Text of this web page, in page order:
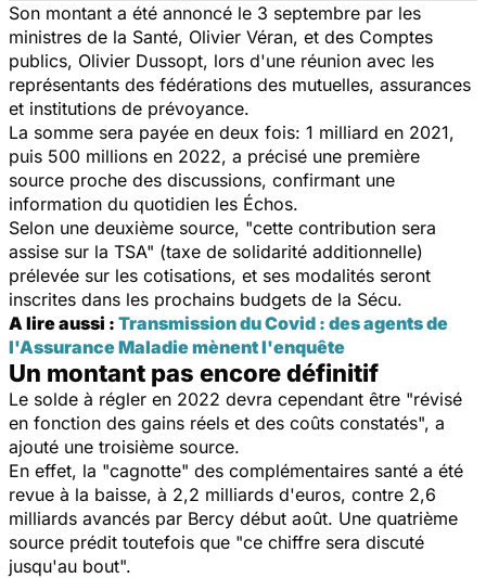
Son montant a été annoncé le 3 septembre par les
ministres de la Santé, Olivier Véran, et des Comptes
publics, Olivier Dussopt, lors d'une réunion avec les
représentants des fédérations des mutuelles, assurances
et institutions de prévoyance.
La somme sera payée en deux fois: 1 milliard en 2021,
puis 500 millions en 2022, a précisé une première
source proche des discussions, confirmant une
information du quotidien les Échos.
Selon une deuxième source, "cette contribution sera
assise sur la TSA" (taxe de solidarité additionnelle)
prélevée sur les cotisations, et ses modalités seront
inscrites dans les prochains budgets de la Sécu.
A lire aussi : Transmission du Covid : des agents de
l'Assurance Maladie mènent l'enquête
Un montant pas encore définitif
Le solde à régler en 2022 devra cependant être "révisé
en fonction des gains réels et des coûts constatés", a
ajouté une troisième source.
En effet, la "cagnotte" des complémentaires santé a été
revue à la baisse, à 2,2 milliards d'euros, contre 2,6
milliards avancés par Bercy début août. Une quatrième
source prédit toutefois que "ce chiffre sera discuté
jusqu'au bout".